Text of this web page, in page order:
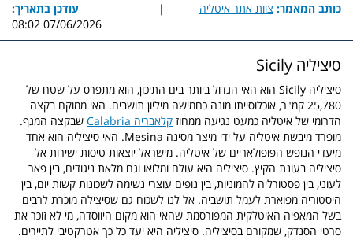
כותב המאמר: צוות אתר איטליה |
עודכן בתאריך:
07/06/2026 08:02
סיציליה Sicily
סיציליה Sicily הוא האי הגדול ביותר בים התיכון, הוא מתפרס על שטח של
25,780 קמ"ר, אוכלוסייתו מונה כחמישה מיליון תושבים. האי ממוקם בקצה
הדרומי של איטליה כמעט נגיעה ממחוז קלאבריה Calabria
שבקצה המגף.
מופרד מיבשת איטליה על ידי מיצר מסינה Mesina. האי סיציליה הוא אחד
מיעדי הנופש הפופולאריים של איטליה. מישראל יוצאות טיסות ישירות אל
סיציליה בעונת הקיץ. סיציליה היא עולם ומלואו וגם מלאת ניגודים, בין פאר
לעוני, בין פסטורליה להמוניות, בין נופים עוצרי נשימה לשכונות קשות יום, בין
היסטוריה מפוארת לעמל תושביה. אל לנו לשכוח גם שסיצילה מוכרת לרבים
בשל המאפיה האיטלקית המפורסמת שהאי הוא מקום היווסדה, מי לא זוכר את
סרטי הסנדק, שמקורם בסיציליה. סיציליה היא יעד כל כך אטרקטיבי לתיירים.